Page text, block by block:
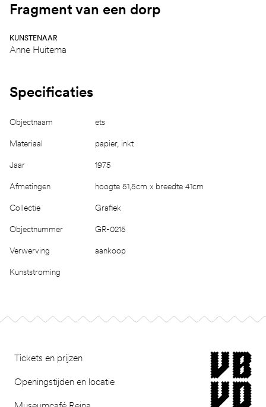
Fragment van een dorp
KUNSTENAAR
Anne Huitema
Specificaties
Objectnaam ets
Materiaal papier, inkt
Jaar 1975
Afmetingen hoogte 51,5cm x breedte 41cm
Collectie Grafiek
Objectnummer GR-0215
Verwerving aankoop
Kunststroming
Tickets en prijzen
Openingstijden en locatie
museum van